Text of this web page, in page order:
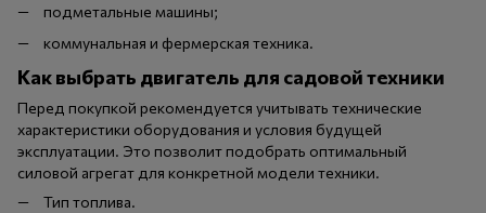
подметальные машины;
коммунальная и фермерская техника.
Как выбрать двигатель для садовой техники
Перед покупкой рекомендуется учитывать технические
характеристики оборудования и условия будущей
эксплуатации. Это позволит подобрать оптимальный
силовой агрегат для конкретной модели техники.
Тип топлива.